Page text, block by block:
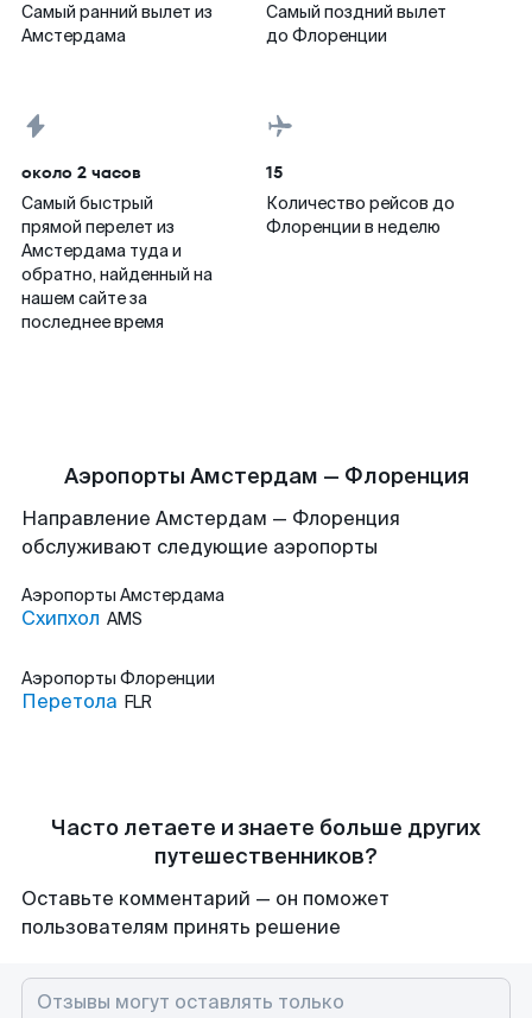
Самый ранний вылет из
Амстердама
Самый поздний вылет
до Флоренции
около 2 часов
Самый быстрый
прямой перелет из
Амстердама туда и
обратно, найденный на
нашем сайте за
последнее время
15
Количество рейсов до
Флоренции в неделю
Аэропорты Амстердам — Флоренция
Направление Амстердам — Флоренция
обслуживают следующие аэропорты
Аэропорты Амстердама
Схипхол AMS
Аэропорты Флоренции
Перетола FLR
Часто летаете и знаете больше других
путешественников?
Оставьте комментарий — он поможет
пользователям принять решение